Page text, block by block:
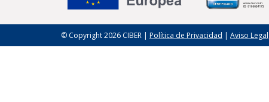
© Copyright 2026 CIBER | Política de Privacidad | Aviso Legal